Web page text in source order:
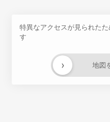
特異なアクセスが見られた
す
地図
›